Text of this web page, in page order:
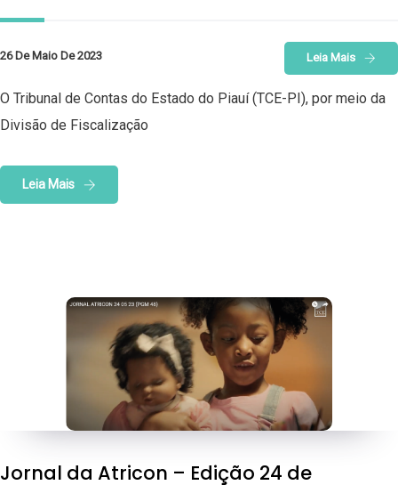
26 De Maio De 2023 Leia Mais
O Tribunal de Contas do Estado do Piauí (TCE-PI), por meio da
Divisão de Fiscalização
Leia Mais
Jornal da Atricon – Edição 24 de